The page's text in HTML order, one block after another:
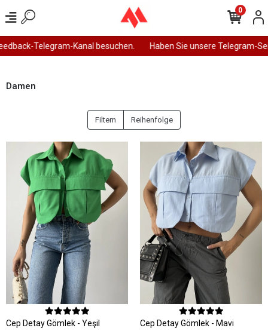
Telegram-Kanal besuchen. Haben Sie unsere Telegram-Seite
0
Damen
Filtern Reihenfolge
Cep Detay Gömlek - Yeşil Cep Detay Gömlek - Mavi